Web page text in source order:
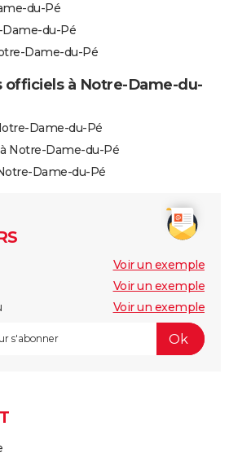
du-Pé
du-Pé
Dame-du-Pé
officiels à Notre-Dame-du-
Dame-du-Pé
Notre-Dame-du-Pé
Dame-du-Pé
Voir un exemple
Voir un exemple
Voir un exemple